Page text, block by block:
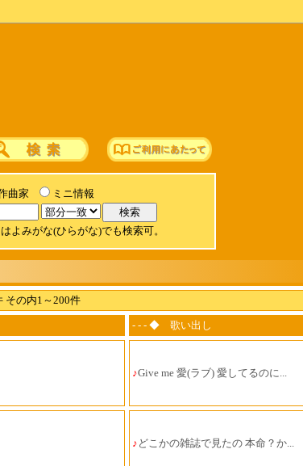
曲家 ミニ情報
よみがな(ひらがな)でも検索可。
その内1～200件
- - - ◆ 歌い出し
♪Give me 愛(ラブ) 愛してるのに...
♪ どこかの雑誌で見たの 本命？か...